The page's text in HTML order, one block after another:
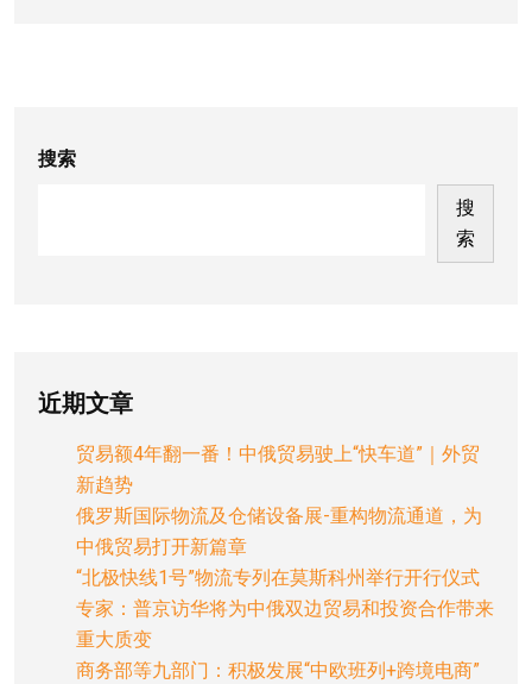
搜索
搜
索
近期文章
贸易额4年翻一番！中俄贸易驶上“快车道”｜外贸
新趋势
俄罗斯国际物流及仓储设备展-重构物流通道，为
中俄贸易打开新篇章
“北极快线1号”物流专列在莫斯科州举行开行仪式
专家：普京访华将为中俄双边贸易和投资合作带来
重大质变
商务部等九部门：积极发展“中欧班列+跨境电商”